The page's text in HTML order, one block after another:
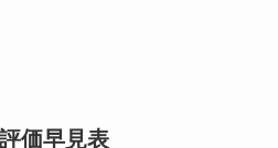
価早見表